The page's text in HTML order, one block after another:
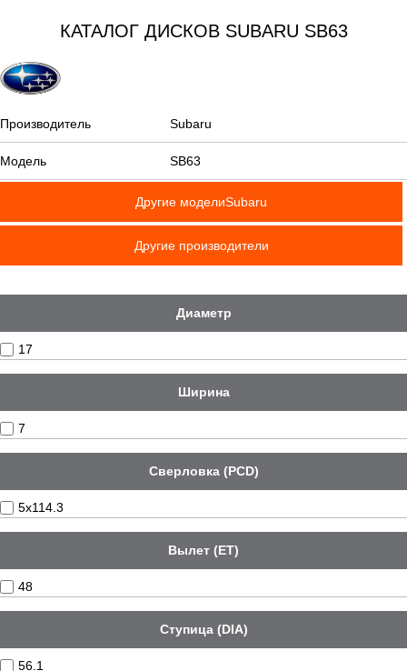
КАТАЛОГ ДИСКОВ SUBARU SB63
Производитель Subaru
Модель SB63
Другие моделиSubaru
Другие производители
Диаметр
17
Ширина
7
Сверловка (PCD)
5x114.3
Вылет (ET)
48
Ступица (DIA)
56.1